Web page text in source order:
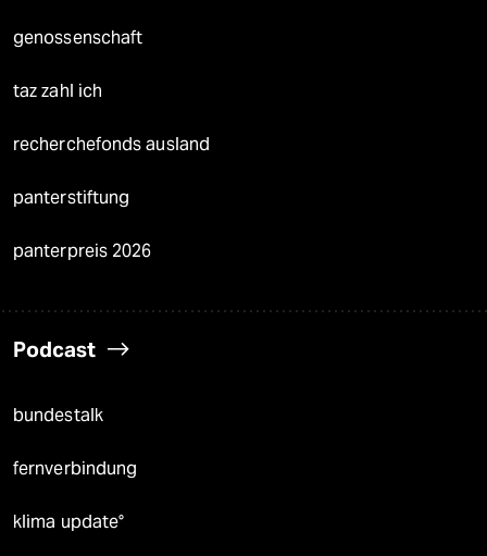
genossenschaft
taz zahl ich
recherchefonds ausland
panterstiftung
panterpreis 2026
Podcast
bundestalk
fernverbindung
klima update°